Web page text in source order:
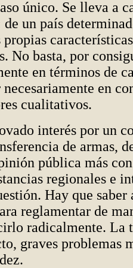
único. Se lleva a
un país
propias
No basta, por
en términos de
en
cualitativos.
interés por un
de armas,
pública más
regionales e
Hay que saber
reglamentar de
radicalmente. La
graves problemas